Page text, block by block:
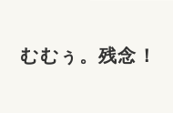
むむぅ。残念！